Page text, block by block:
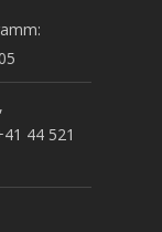
44 521